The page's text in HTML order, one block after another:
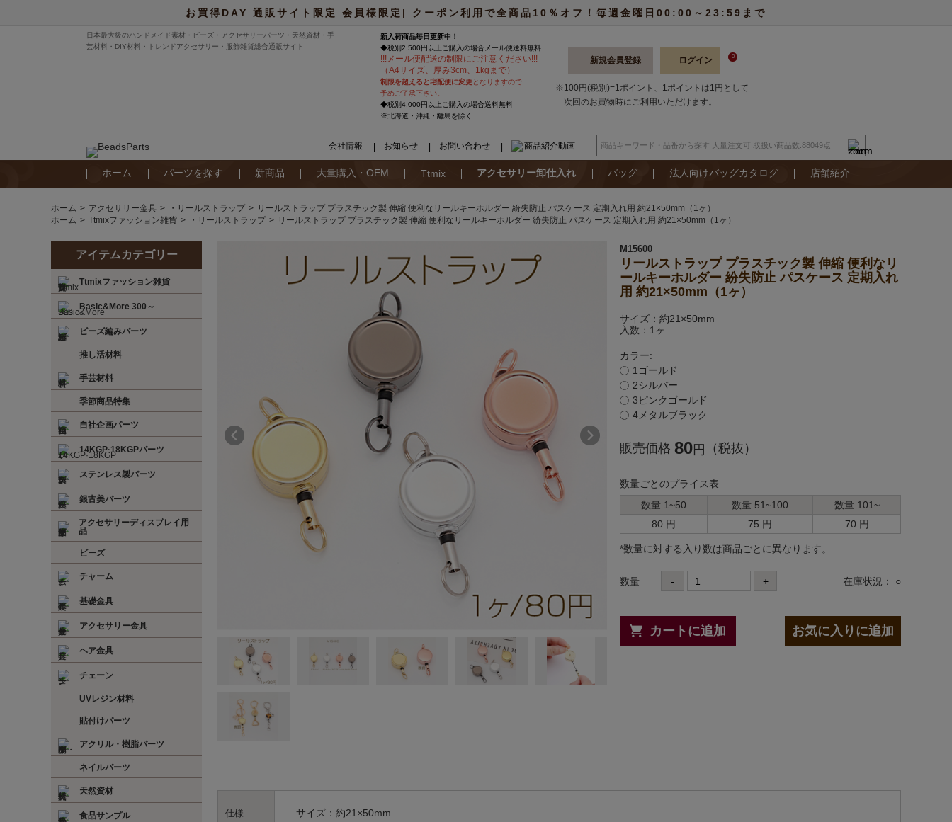
お買得DAY 通販サイト限定 会員様限定| クーポン利用で全商品10％オフ！毎週金曜日00:00～23:59まで
日本最大級のハンドメイド素材・ビーズ・アクセサリーパーツ・天然資材・手
芸材料・DIY材料・トレンドアクセサリー・服飾雑貨総合通販サイト
新入荷商品毎日更新中！
◆税別2,500円以上ご購入の場合 メール便送料無料
!!!メール便配送の制限にご注意ください!!!
（A4サイズ、厚み3cm、1kgまで）
制限を超えると宅配便に変更となりますので
予めご了承下さい。
◆税別4,000円以上ご購入の場合送料無料
※北海道・沖縄・離島を除く
新規会員登録 ログイン 0
※100円(税別)=1ポイント、1ポイントは1円として
次回のお買物時にご利用いただけます。
会社情報 お知らせ お問い合わせ 商品紹介動画
ホーム パーツを探す 新商品 大量購入・OEM Ttmix アクセサリー卸仕入れ バッグ 法人向けバッグカタログ 店舗紹介
ホーム アクセサリー金具 ・リールストラップ
リールストラップ プラスチック製 伸縮 便利なリールキーホルダー 紛失防止 パスケース 定期入れ用 約21×50mm（1ヶ）
ホーム
Ttmixファッション雑貨 ・リールストラップ リールストラップ プラスチック製 伸縮 便利なリールキーホルダー 紛失防止 パスケース 定期入れ用 約21×50mm（1ヶ）
アイテムカテゴリー
Ttmixファッション雑貨
Basic&More 300～
ビーズ編みパーツ
推し活材料
手芸材料
季節商品特集
自社企画パーツ
14KGP·18KGPパーツ
ステンレス製パーツ
銀古美パーツ
アクセサリーディスプレイ用
品
ビーズ
チャーム
基礎金具
アクセサリー金具
ヘア金具
チェーン
UVレジン材料
貼付けパーツ
アクリル・樹脂パーツ
ネイルパーツ
天然資材
食品サンプル
M15600
リールストラップ プラスチック製 伸縮 便利なリ
ールキーホルダー 紛失防止 パスケース 定期入れ
用 約21×50mm（1ヶ）
サイズ：約21×50mm
入数：1ヶ
カラー:
1ゴールド
2シルバー
3ピンクゴールド
4メタルブラック
販売価格 80円 （税抜）
数量ごとのプライス表
数量 1~50
数量 51~100
数量 101~
80 円
75 円 70 円
*数量に対する⼊り数は商品ごとに異なります。
数量 - + 在庫状況： ○
カートに追加 お気に入りに追加
仕様
サイズ：約21×50mm